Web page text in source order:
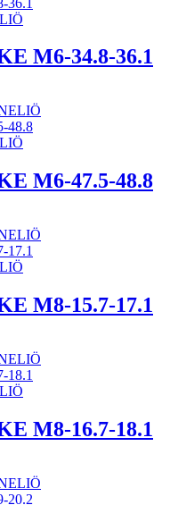
M6-34.8-36.1
M6-47.5-48.8
M8-15.7-17.1
M8-16.7-18.1